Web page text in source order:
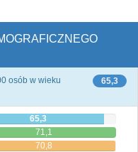
65,3
osób w wieku
65,3
71,1
70,8